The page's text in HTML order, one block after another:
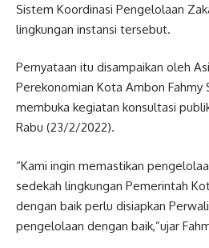
Sistem Koordinasi Pengelolaan
lingkungan instansi tersebut.
Pernyataan itu disampaikan oleh
Perekonomian Kota Ambon Fahmy
membuka kegiatan konsultasi
Rabu (23/2/2022).
“Kami ingin memastikan
sedekah lingkungan Pemerintah
dengan baik perlu disiapkan
pengelolaan dengan baik,”ujar